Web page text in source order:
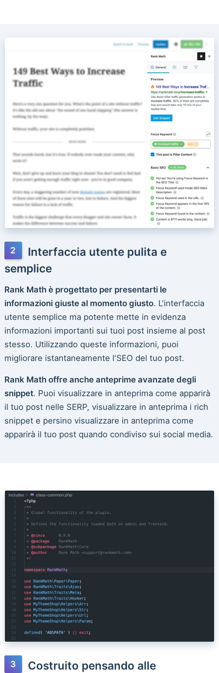
Interfaccia utente pulita e
semplice
Rank Math è progettato per presentarti le
informazioni giuste al momento giusto. L'interfaccia
utente semplice ma potente mette in evidenza
informazioni importanti sui tuoi post insieme al post
stesso. Utilizzando queste informazioni, puoi
migliorare istantaneamente l'SEO del tuo post.
Rank Math offre anche anteprime avanzate degli
snippet. Puoi visualizzare in anteprima come apparirà
il tuo post nelle SERP, visualizzare in anteprima i rich
snippet e persino visualizzare in anteprima come
apparirà il tuo post quando condiviso sui social media.
Costruito pensando alle